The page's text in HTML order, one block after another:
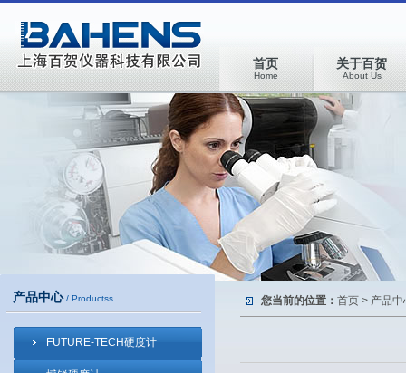
首页
Home
关于百贺
About Us
产品中心/ Productss
FUTURE-TECH硬度计
您当前的位置： 首页 > 产品中